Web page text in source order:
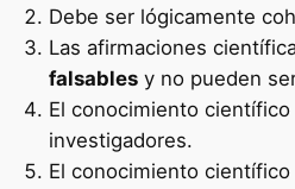
Debe ser lógicamente
Las afirmaciones
falsables y no pueden
El conocimiento
investigadores.
El conocimiento